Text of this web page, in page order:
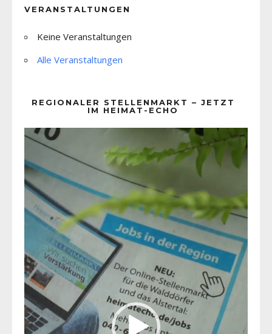
VERANSTALTUNGEN
Keine Veranstaltungen
Alle Veranstaltungen
REGIONALER STELLENMARKT – JETZT
IM HEIMAT-ECHO
Player